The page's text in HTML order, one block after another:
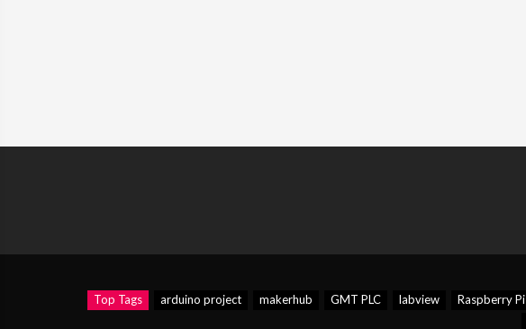
Top Tags arduino project makerhub GMT PLC labview Raspberry Pi